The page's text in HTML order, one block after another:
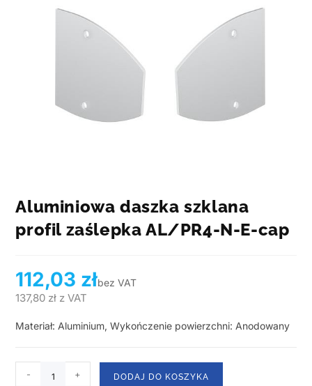
Aluminiowa daszka szklana
profil zaślepka AL/PR4-N-E-cap
112,03 złbez VAT
137,80 zł z VAT
Materiał: Aluminium, Wykończenie powierzchni: Anodowany
- + DODAJ DO KOSZYKA